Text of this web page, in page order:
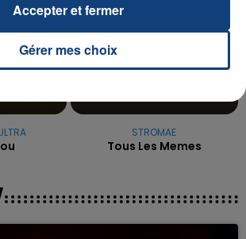
STROMAE
Tous Les Memes
Gérer mes choix
Accepter et fermer